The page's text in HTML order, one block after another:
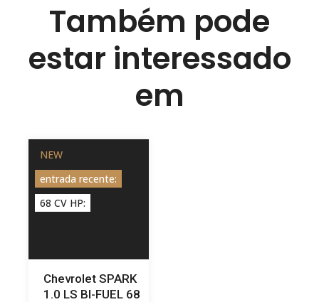
Também pode
estar interessado
em
NEW
entrada recente:
68 CV HP:
Chevrolet SPARK
1.0 LS BI-FUEL 68